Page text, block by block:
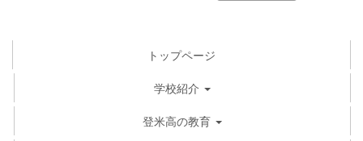
トップページ
学校紹介
登米高の教育